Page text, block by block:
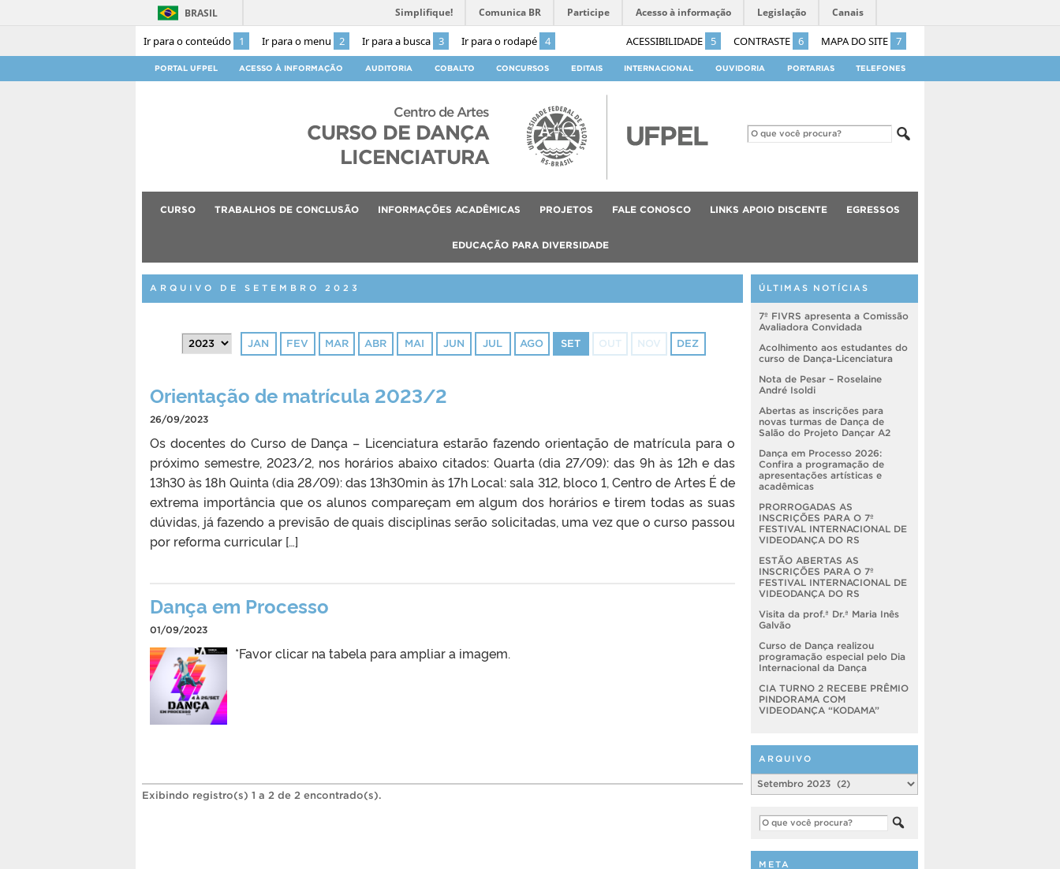
Ir para o conteúdo 1 Ir para o menu 2 Ir para a busca 3 Ir para o rodapé 4 ACESSIBILIDADE 5 CONTRASTE 6 MAPA DO SITE 7
BRASIL Simplifique! Comunica BR Participe Acesso à informação Legislação Canais
PORTAL UFPEL ACESSO À INFORMAÇÃO AUDITORIA COBALTO CONCURSOS EDITAIS INTERNACIONAL OUVIDORIA PORTARIAS TELEFONES
Centro de Artes
CURSO DE DANÇA
LICENCIATURA
CURSO TRABALHOS DE CONCLUSÃO INFORMAÇÕES ACADÊMICAS PROJETOS FALE CONOSCO LINKS APOIO DISCENTE EGRESSOS
EDUCAÇÃO PARA DIVERSIDADE
ARQUIVO DE SETEMBRO 2023
JAN FEV MAR ABR MAI JUN JUL AGO SET OUT NOV DEZ
Orientação de matrícula 2023/2
26/09/2023
Os docentes do Curso de Dança – Licenciatura estarão fazendo orientação de matrícula para o
próximo semestre, 2023/2, nos horários abaixo citados: Quarta (dia 27/09): das 9h às 12h e das
13h30 às 18h Quinta (dia 28/09): das 13h30min às 17h Local: sala 312, bloco 1, Centro de Artes É de
extrema importância que os alunos compareçam em algum dos horários e tirem todas as suas
dúvidas, já fazendo a previsão de quais disciplinas serão solicitadas, uma vez que o curso passou
por reforma curricular […]
Dança em Processo
01/09/2023
*Favor clicar na tabela para ampliar a imagem.
Exibindo registro(s) 1 a 2 de 2 encontrado(s).
ÚLTIMAS NOTÍCIAS
7º FIVRS apresenta a Comissão
Avaliadora Convidada
Acolhimento aos estudantes do
curso de Dança-Licenciatura
Nota de Pesar – Roselaine
André Isoldi
Abertas as inscrições para
novas turmas de Dança de
Salão do Projeto Dançar A2
Dança em Processo 2026:
Confira a programação de
apresentações artísticas e
acadêmicas
PRORROGADAS AS
INSCRIÇÕES PARA O 7º
FESTIVAL INTERNACIONAL DE
VIDEODANÇA DO RS
ESTÃO ABERTAS AS
INSCRIÇÕES PARA O 7º
FESTIVAL INTERNACIONAL DE
VIDEODANÇA DO RS
Visita da prof.ª Dr.ª Maria Inês
Galvão
Curso de Dança realizou
programação especial pelo Dia
Internacional da Dança
CIA TURNO 2 RECEBE PRÊMIO
PINDORAMA COM
VIDEODANÇA “KODAMA”
ARQUIVO
Arquivo
META